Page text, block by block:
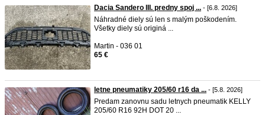
Dacia Sandero III. predny spoj ... - [6.8. 2026]
Náhradné diely sú len s malým poškodením.
Všetky diely sú originá ...
Martin - 036 01
65 €
letne pneumatiky 205/60 r16 da ... - [5.8. 2026]
Predam zanovnu sadu letnych pneumatik KELLY
205/60 R16 92H DOT 20 ...